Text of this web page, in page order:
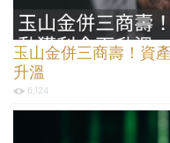
玉山金併三商壽！資
升溫
6,124